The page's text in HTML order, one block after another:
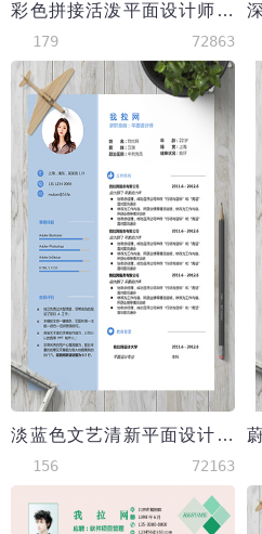
彩色拼接活泼平面设计师简历模板
179 72863
淡蓝色文艺清新平面设计师简历模板
156 72163